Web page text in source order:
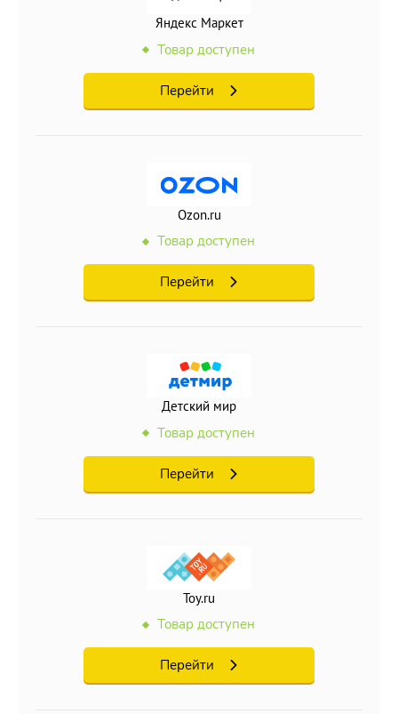
Яндекс Маркет
Товар доступен
Перейти
Ozon.ru
Товар доступен
Перейти
Детский мир
Товар доступен
Перейти
Toy.ru
Товар доступен
Перейти